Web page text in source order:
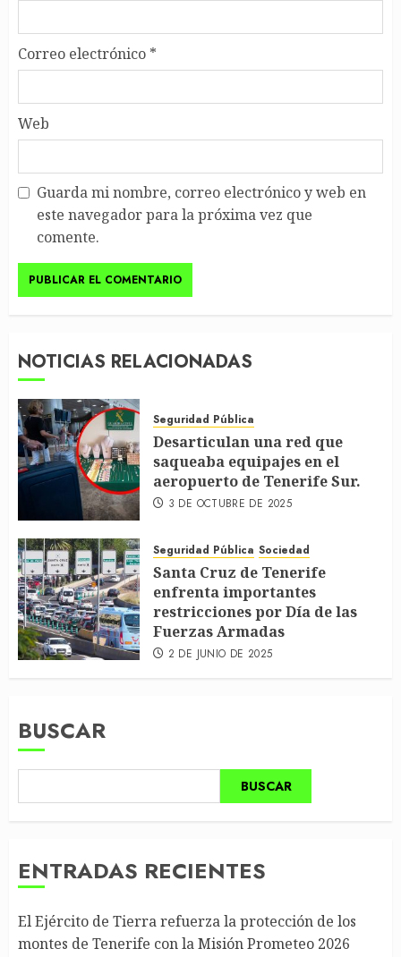
Correo electrónico *
Web
Guarda mi nombre, correo electrónico y web en
este navegador para la próxima vez que
comente.
NOTICIAS RELACIONADAS
Seguridad Pública
Desarticulan una red que
saqueaba equipajes en el
aeropuerto de Tenerife Sur.
3 DE OCTUBRE DE 2025
Seguridad Pública Sociedad
Santa Cruz de Tenerife
enfrenta importantes
restricciones por Día de las
Fuerzas Armadas
2 DE JUNIO DE 2025
BUSCAR
BUSCAR
ENTRADAS RECIENTES
El Ejército de Tierra refuerza la protección de los
montes de Tenerife con la Misión Prometeo 2026